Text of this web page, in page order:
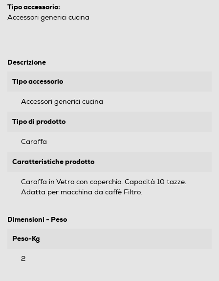
Tipo accessorio:
Accessori generici cucina
Descrizione
Tipo accessorio
Accessori generici cucina
Tipo di prodotto
Caraffa
Caratteristiche prodotto
Caraffa in Vetro con coperchio. Capacità 10 tazze.
Adatta per macchina da caffè Filtro.
Dimensioni - Peso
Peso-Kg
2